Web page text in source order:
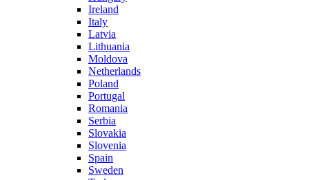
Ireland
Italy
Latvia
Lithuania
Moldova
Netherlands
Poland
Portugal
Romania
Serbia
Slovakia
Slovenia
Spain
Sweden